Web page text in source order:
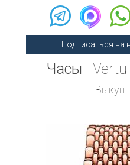
Подписаться на
Часы Vertu
Выкуп